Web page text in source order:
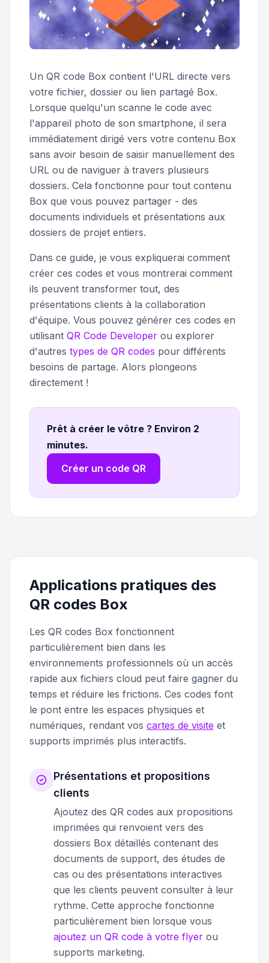
Un QR code Box contient l'URL directe vers
votre fichier, dossier ou lien partagé Box.
Lorsque quelqu'un scanne le code avec
l'appareil photo de son smartphone, il sera
immédiatement dirigé vers votre contenu Box
sans avoir besoin de saisir manuellement des
URL ou de naviguer à travers plusieurs
dossiers. Cela fonctionne pour tout contenu
Box que vous pouvez partager - des
documents individuels et présentations aux
dossiers de projet entiers.
Dans ce guide, je vous expliquerai comment
créer ces codes et vous montrerai comment
ils peuvent transformer tout, des
présentations clients à la collaboration
d'équipe. Vous pouvez générer ces codes en
utilisant QR Code Developer ou explorer
d'autres types de QR codes pour différents
besoins de partage. Alors plongeons
directement !
Prêt à créer le vôtre ? Environ 2
minutes.
Créer un code QR
Applications pratiques des
QR codes Box
Les QR codes Box fonctionnent
particulièrement bien dans les
environnements professionnels où un accès
rapide aux fichiers cloud peut faire gagner du
temps et réduire les frictions. Ces codes font
le pont entre les espaces physiques et
numériques, rendant vos cartes de visite et
supports imprimés plus interactifs.
Présentations et propositions
clients
Ajoutez des QR codes aux propositions
imprimées qui renvoient vers des
dossiers Box détaillés contenant des
documents de support, des études de
cas ou des présentations interactives
que les clients peuvent consulter à leur
rythme. Cette approche fonctionne
particulièrement bien lorsque vous
ajoutez un QR code à votre flyer ou
supports marketing.